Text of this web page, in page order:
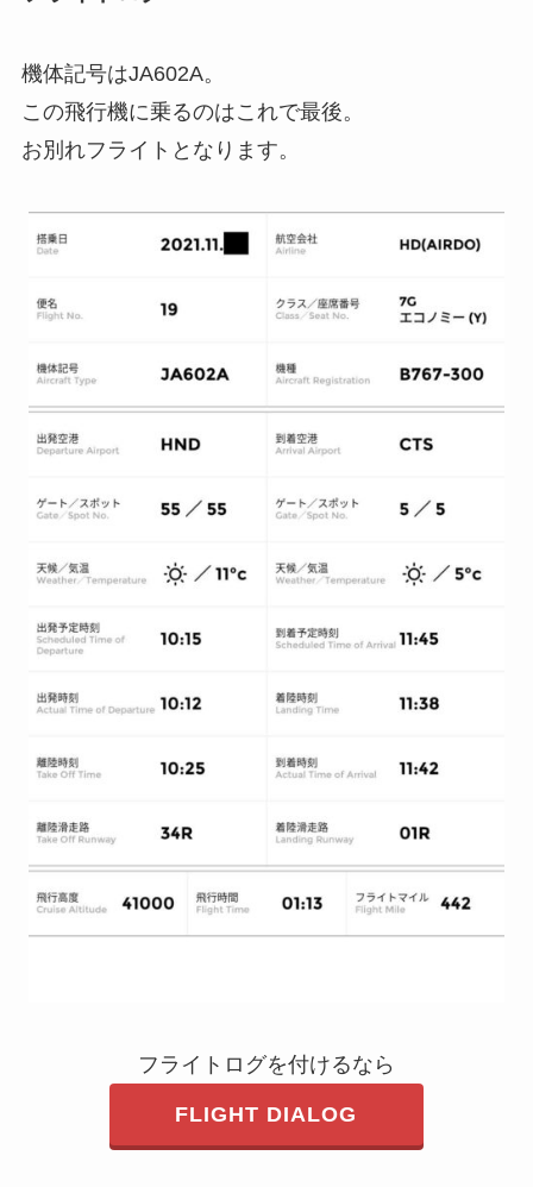
機体記号はJA602A。
この飛行機に乗るのはこれで最後。
お別れフライトとなります。
フライトログを付けるなら
FLIGHT DIALOG